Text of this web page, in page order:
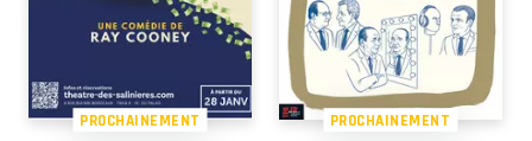
PROCHAINEMENT PROCHAINEMENT